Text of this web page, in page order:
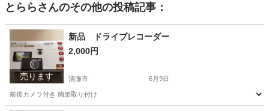
とらら さんのその他の投稿記事：
売ります
新品 ドライブレコーダー
2,000円
清瀬市 6月9日
前後カメラ付き 簡単取り付け